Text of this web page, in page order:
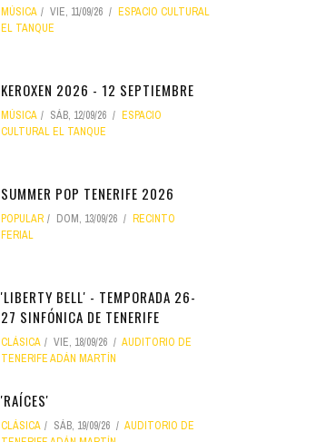
MÚSICA VIE, 11/09/26
ESPACIO CULTURAL
EL TANQUE
KEROXEN 2026 - 12 SEPTIEMBRE
MÚSICA SÁB, 12/09/26
ESPACIO
CULTURAL EL TANQUE
SUMMER POP TENERIFE 2026
POPULAR DOM, 13/09/26
RECINTO
FERIAL
'LIBERTY BELL' - TEMPORADA 26-
27 SINFÓNICA DE TENERIFE
CLÁSICA VIE, 18/09/26
AUDITORIO DE
TENERIFE ADÁN MARTÍN
'RAÍCES'
CLÁSICA SÁB, 19/09/26
AUDITORIO DE